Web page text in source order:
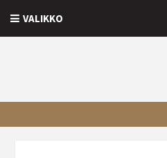
VALIKKO